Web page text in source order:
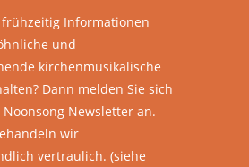
Informationen
und
kirchenmusikalische
Dann melden Sie sich
Newsletter an.
wir
vertraulich. (siehe